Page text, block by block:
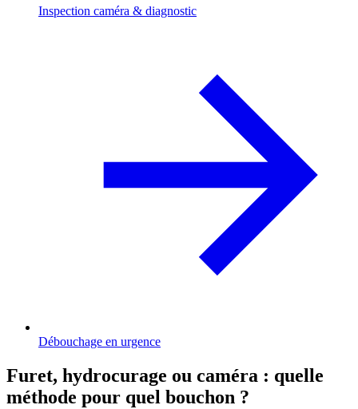
Inspection caméra & diagnostic
Débouchage en urgence
Furet, hydrocurage ou caméra : quelle
méthode pour quel bouchon ?